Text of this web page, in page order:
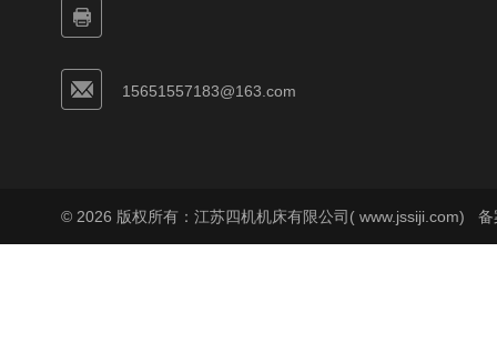
15651557183@163.com
© 2026 版权所有：江苏四机机床有限公司( www.jssiji.com) 备